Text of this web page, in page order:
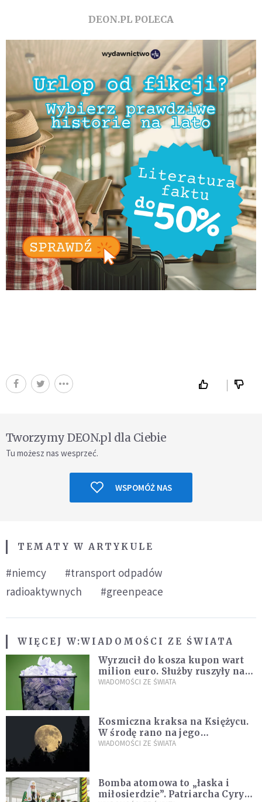
DEON.PL POLECA
Tworzymy DEON.pl dla Ciebie
Tu możesz nas wesprzeć.
WSPOMÓŻ NAS
TEMATY W ARTYKULE
#niemcy
#transport odpadów
radioaktywnych
#greenpeace
WIĘCEJ W:WIADOMOŚCI ZE ŚWIATA
Wyrzucił do kosza kupon wart
milion euro. Służby ruszyły na
poszukiwania
WIADOMOŚCI ZE ŚWIATA
Kosmiczna kraksa na Księżycu.
W środę rano na jego
powierzchni dojdzie do
WIADOMOŚCI ZE ŚWIATA
Bomba atomowa to „łaska i
miłosierdzie”. Patriarcha Cyryl